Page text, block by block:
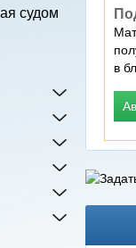
судом
в